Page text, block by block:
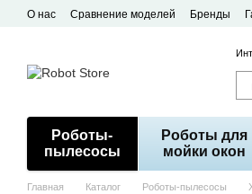
Перейти к основному контенту
О нас Сравнение моделей Бренды
Роботы-
пылесосы
Роботы для
мойки окон
Главная Каталог Роботы-пылесосы